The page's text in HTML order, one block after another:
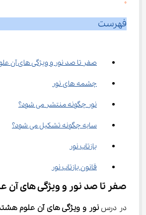
فهرست
صفر تا صد نور و ویژگی های آن
چشمه های نور
نور چگونه منتشر می شود؟
سایه چگونه تشکیل می شود؟
بازتاب نور
قانون بازتاب نور
صفر تا صد نور و ویژگی های آن
در درس نور و ویژگی های آن علوم